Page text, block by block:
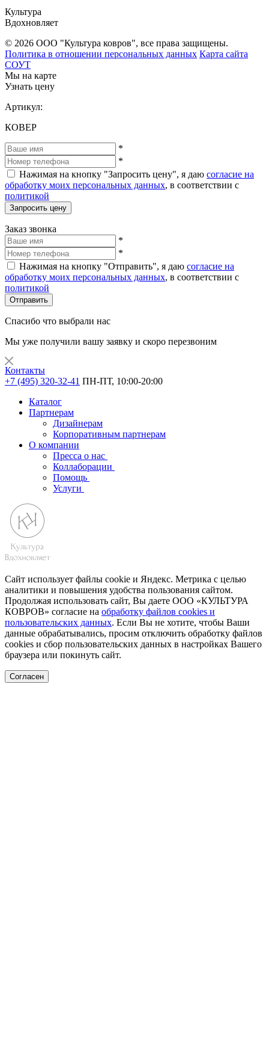
Культура
Вдохновляет
© 2026 ООО "Культура ковров", все права защищены.
Политика в отношении персональных данных Карта сайта
СОУТ
Мы на карте
Узнать цену
Артикул:
КОВЕР
*
*
Нажимая на кнопку "Запросить цену", я даю согласие на
обработку моих персональных данных, в соответствии с
политикой
Запросить цену
Заказ звонка
*
*
Нажимая на кнопку "Отправить", я даю согласие на
обработку моих персональных данных, в соответствии с
политикой
Отправить
Спасибо что выбрали нас
Мы уже получили вашу заявку и скоро перезвоним
Контакты
+7 (495) 320-32-41 ПН-ПТ, 10:00-20:00
Каталог
Партнерам
Дизайнерам
Корпоративным партнерам
О компании
Пресса о нас
Коллаборации
Помощь
Услуги
Сайт использует файлы cookie и Яндекс. Метрика с целью
аналитики и повышения удобства пользования сайтом.
Продолжая использовать сайт, Вы даете ООО «КУЛЬТУРА
КОВРОВ» согласие на обработку файлов cookies и
пользовательских данных. Если Вы не хотите, чтобы Ваши
данные обрабатывались, просим отключить обработку файлов
cookies и сбор пользовательских данных в настройках Вашего
браузера или покинуть сайт.
Согласен